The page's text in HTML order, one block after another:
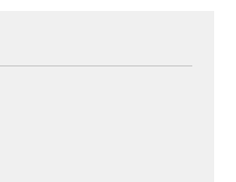
extern webbplats,
webbplats,
extern webbplats,